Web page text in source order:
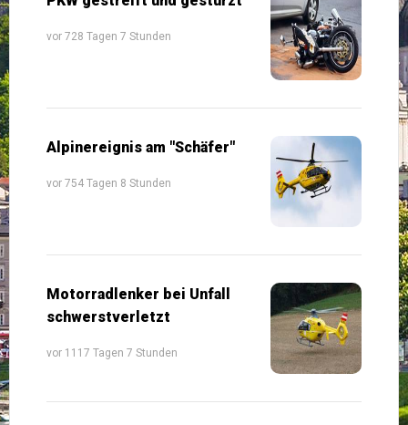
vor 728 Tagen 7 Stunden
Alpinereignis am "Schäfer"
vor 754 Tagen 8 Stunden
Motorradlenker bei Unfall
schwerstverletzt
vor 1117 Tagen 7 Stunden